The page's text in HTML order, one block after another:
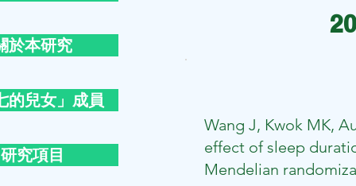
於本研究
的兒女」成員
研究項目
Wang J, Kwok MK,
effect of sleep
Mendelian